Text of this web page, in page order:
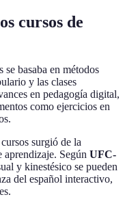
cursos de
basaba en métodos
y las clases
en pedagogía digital,
como ejercicios en
surgió de la
aprendizaje. Según UFC-
y kinestésico se pueden
del español interactivo,